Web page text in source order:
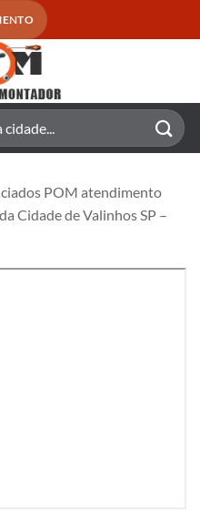
POM atendimento
Cidade de Valinhos SP –